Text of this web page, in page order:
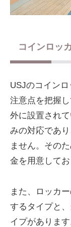
コインロッ
USJのコイン
注意点を把握
外に設置され
みの対応であ
ません。その
金を用意してお
また、ロッカ
するタイプと
イプがありま